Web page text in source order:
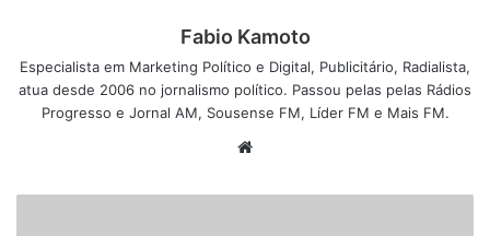
Fabio Kamoto
Especialista em Marketing Político e Digital, Publicitário, Radialista,
atua desde 2006 no jornalismo político. Passou pelas pelas Rádios
Progresso e Jornal AM, Sousense FM, Líder FM e Mais FM.
b